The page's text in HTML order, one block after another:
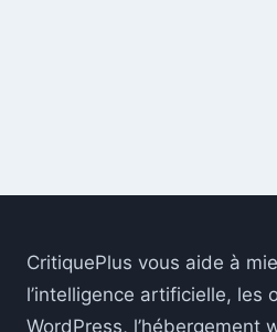
CritiquePlus vous aide à
l’intelligence artificielle, les
WordPress, l’hébergement